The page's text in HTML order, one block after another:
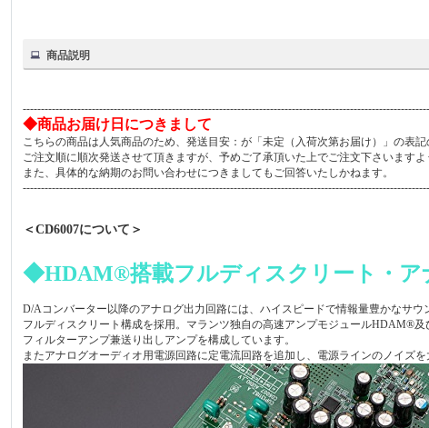
商品説明
◆商品お届け日につきまして
こちらの商品は人気商品のため、発送目安：が「未定（入荷次第お届け）」の表
ご注文順に順次発送させて頂きますが、予めご了承頂いた上でご注文下さいますよ
また、具体的な納期のお問い合わせにつきましてもご回答いたしかねます。
＜CD6007について＞
◆HDAM®搭載フルディスクリート・ア
D/Aコンバーター以降のアナログ出力回路には、ハイスピードで情報量豊かなサウ
フルディスクリート構成を採用。マランツ独自の高速アンプモジュールHDAM®
フィルターアンプ兼送り出しアンプを構成しています。
またアナログオーディオ用電源回路に定電流回路を追加し、電源ラインのノイズを